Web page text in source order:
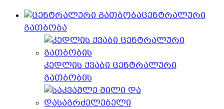
ცენტრალური
გათბობა
კედლის ქვაბი ცენტრალური
გათბობის